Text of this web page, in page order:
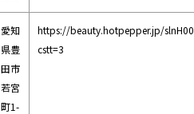
愛知
県豊
田市
若宮
町1-
https://beauty.hotpepper.jp/
cstt=3